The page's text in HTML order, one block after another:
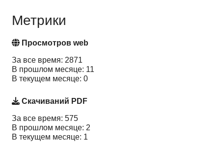
Метрики
Просмотров web
За все время: 2871
В прошлом месяце: 11
В текущем месяце: 0
Скачиваний PDF
За все время: 575
В прошлом месяце: 2
В текущем месяце: 1